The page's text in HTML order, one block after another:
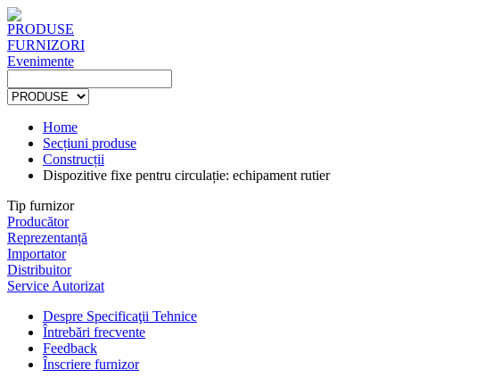
PRODUSE
FURNIZORI
Evenimente
Home
Secțiuni produse
Construcții
Dispozitive fixe pentru circulație: echipament rutier
Tip furnizor
Producător
Reprezentanță
Importator
Distribuitor
Service Autorizat
Despre Specificaţii Tehnice
Întrebări frecvente
Feedback
Înscriere furnizor